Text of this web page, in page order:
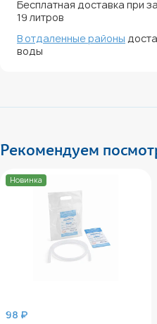
Бесплатная доставка при
19 литров
В отдаленные районы
воды
Рекомендуем
Новинка
98 ₽